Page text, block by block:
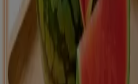
Australia
Türkiye
Sverige
Ecuador
Danmark
Suomi
Schweiz
United Arab Emirates
Ceská republika
Slovenská
България